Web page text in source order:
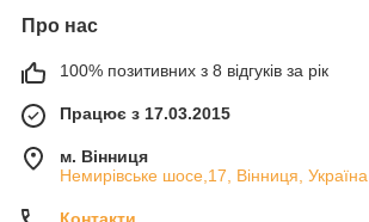
Про нас
100% позитивних з 8 відгуків за рік
Працює з 17.03.2015
м. Вінниця
Немирівське шосе,17, Вінниця, Україна